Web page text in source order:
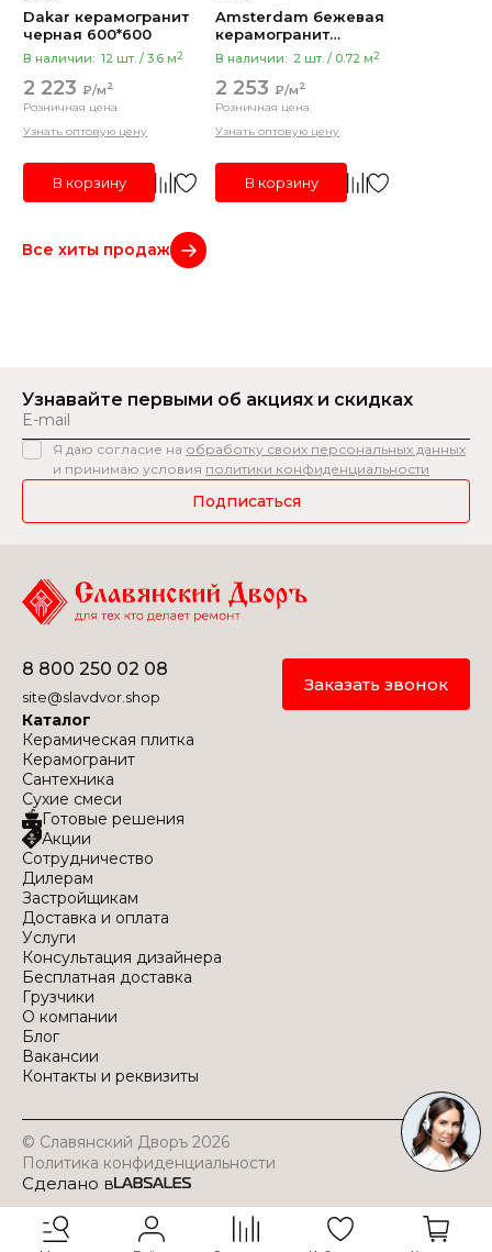
Dakar керамогранит
черная 600*600
В наличии: 12 шт. / 3.6 м2
2 223 ₽/м2
Розничная цена
Узнать оптовую цену
В корзину
Amsterdam бежевая
керамогранит
600*1200
В наличии: 2 шт. / 0.72 м2
2 253 ₽/м2
Розничная цена
Узнать оптовую цену
В корзину
Все хиты продаж
Узнавайте первыми об акциях и скидках
Я даю согласие на обработку своих персональных данных
и принимаю условия политики конфиденциальности
Подписаться
8 800 250 02 08
site@slavdvor.shop
Заказать звонок
Каталог
Керамическая плитка
Керамогранит
Сантехника
Сухие смеси
Готовые решения
Акции
Сотрудничество
Дилерам
Застройщикам
Доставка и оплата
Услуги
Консультация дизайнера
Бесплатная доставка
Грузчики
О компании
Блог
Вакансии
Контакты и реквизиты
© Славянский Дворъ 2026
Политика конфиденциальности
Сделано в